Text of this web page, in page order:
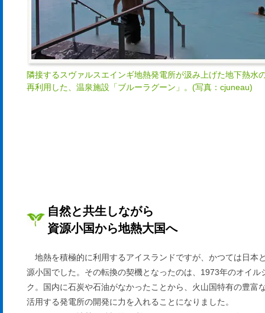
隣接するスヴァルスエインギ地熱発電所が汲み上げた地下熱水
再利用した、温泉施設「ブルーラグーン」。(写真：cjuneau)
自然と共生しながら
資源小国から地熱大国へ
地熱を積極的に利用するアイスランドですが、かつては日本
源小国でした。その転換の契機となったのは、1973年のオイル
ク。国内に石炭や石油がなかったことから、火山国特有の豊富
活用する発電所の開発に力を入れることになりました。